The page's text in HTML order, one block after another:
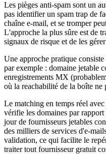
Les pièges anti-spam sont un
pas identifier un spam trap de
chaîne e-mail, et se tromper
L'approche la plus sûre est de
signaux de risque et de les
Une approche pratique
par exemple : domaine jetable
enregistrements MX
où la reachabilité de la boîte
Le matching en temps réel
vérifie les domaines par rapport
jour de fournisseurs jetables
des milliers de services d'e-
validation, ce qui facilite le
traiter tout fournisseur gratuit